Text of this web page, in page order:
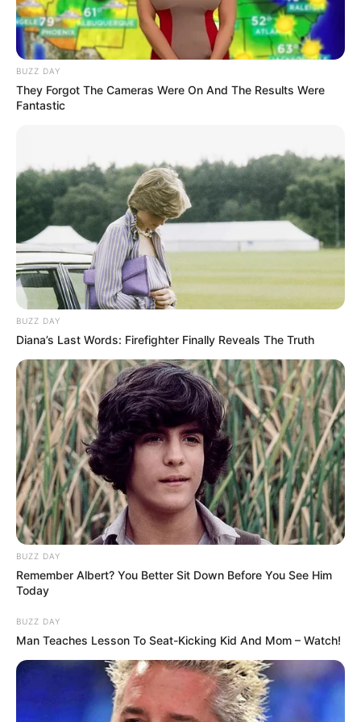
(foto: pinterest)
9. Ordo jenis Megaloptera memiliki dua jenis famili,
yaitu famili Corydalinae dan Sialidae. Salah satu
(foto: wikipedia)
10. Satu lagi dari ordo Odonata yang diantaranya ada
capung dan damselflies. Aneh-aneh ya jenisnya
BUZZ DAY
They Forgot The Cameras Were On And The Results Were
Fantastic
BUZZ DAY
Diana’s Last Words: Firefighter Finally Reveals The Truth
BUZZ DAY
Remember Albert? You Better Sit Down Before You See Him
Today
BUZZ DAY
Man Teaches Lesson To Seat-Kicking Kid And Mom – Watch!